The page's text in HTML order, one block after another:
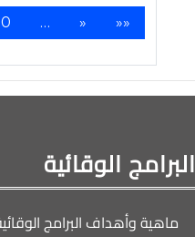
مؤسسة "حياة
المتعافين
… »
»»
البرامج الوقائية
ماهية وأهداف البرامج